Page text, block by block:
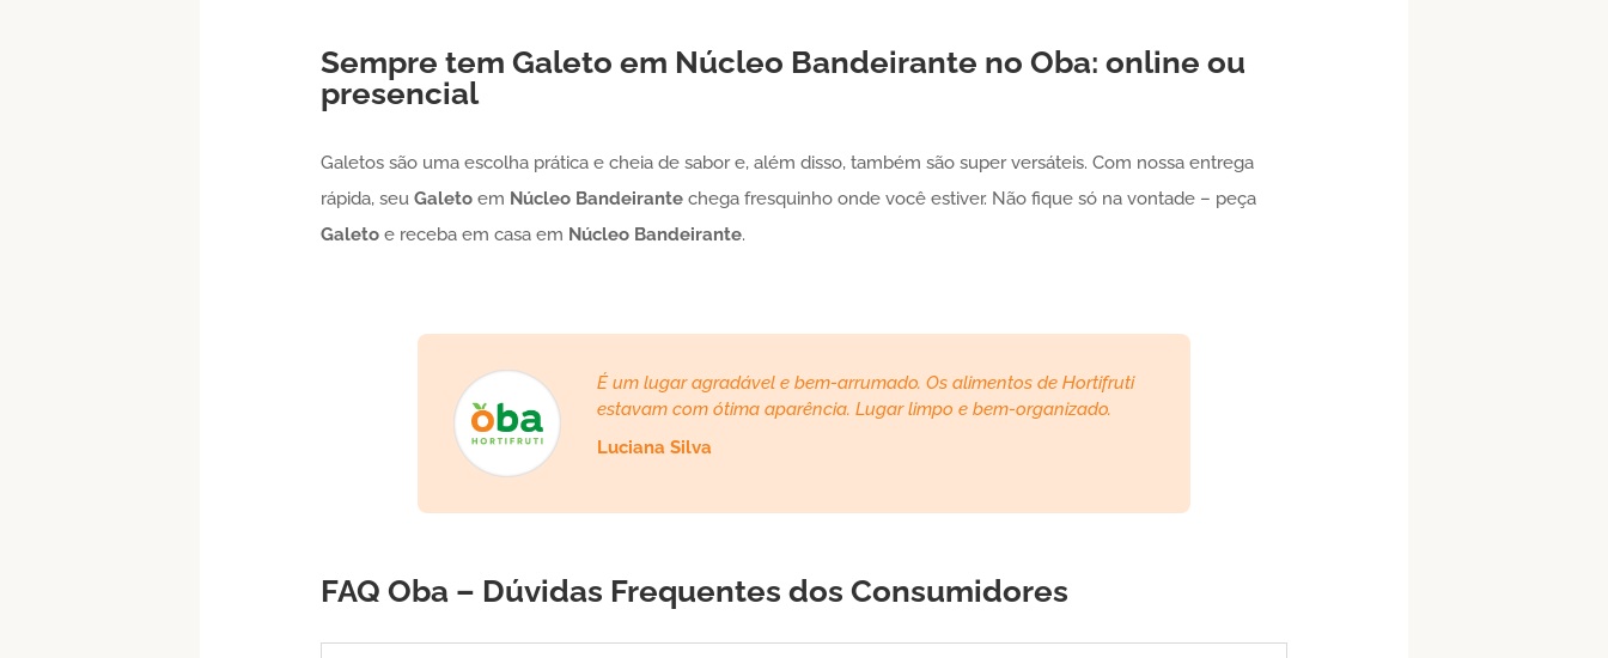
Sempre tem Galeto em Núcleo Bandeirante no Oba: online ou
presencial
Galetos são uma escolha prática e cheia de sabor e, além disso, também são super versáteis. Com nossa entrega
rápida, seu Galetoem Núcleo Bandeirantechega fresquinho onde você estiver. Não fique só na vontade – peça
Galetoe receba em casa em Núcleo Bandeirante.
É um lugar agradável e bem-arrumado. Os alimentos de Hortifruti
estavam com ótima aparência. Lugar limpo e bem-organizado.
Luciana Silva
FAQ Oba – Dúvidas Frequentes dos Consumidores